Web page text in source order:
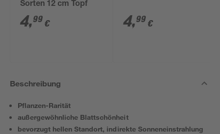
Sorten 12 cm Topf
4,99 € 4,99 €
Beschreibung
Pflanzen-Rarität
außergewöhnliche Blattschönheit
bevorzugt hellen Standort, indirekte Sonneneinstrahlung